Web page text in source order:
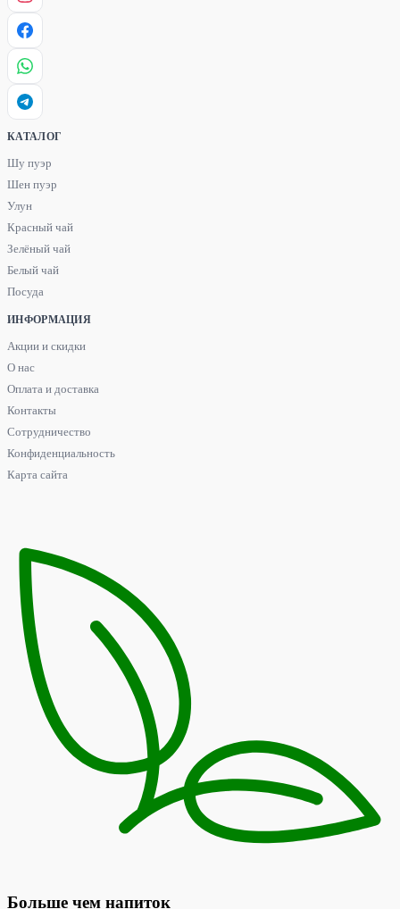
КАТАЛОГ
Шу пуэр
Шен пуэр
Улун
Красный чай
Зелёный чай
Белый чай
Посуда
ИНФОРМАЦИЯ
Акции и скидки
О нас
Оплата и доставка
Контакты
Сотрудничество
Конфиденциальность
Карта сайта
Больше чем напиток